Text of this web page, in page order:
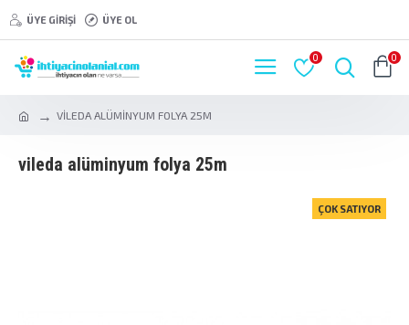
ÜYE GIRIŞI ÜYE OL
0 0
VİLEDA ALÜMİNYUM FOLYA 25M
vi̇leda alümi̇nyum folya 25m
ÇOK SATIYOR